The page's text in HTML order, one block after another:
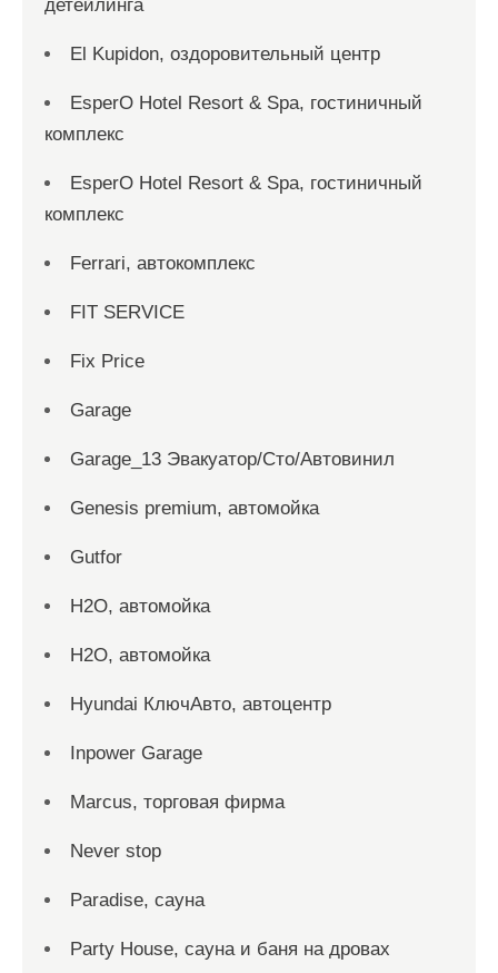
детейлинга
El Kupidon, оздоровительный центр
EsperO Hotel Resort & Spa, гостиничный
комплекс
EsperO Hotel Resort & Spa, гостиничный
комплекс
Ferrari, автокомплекс
FIT SERVICE
Fix Price
Garage
Garage_13 Эвакуатор/Сто/Автовинил
Genesis premium, автомойка
Gutfor
H2O, автомойка
H2O, автомойка
Hyundai КлючАвто, автоцентр
Inpower Garage
Marcus, торговая фирма
Never stop
Paradise, сауна
Party House, сауна и баня на дровах